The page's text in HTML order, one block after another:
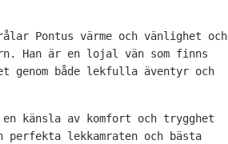
Pontus värme och vänlighet och
Han är en lojal vän som finns
både lekfulla äventyr och
känsla av komfort och trygghet
lekkamraten och bästa